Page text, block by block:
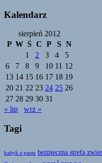
Kalendarz
sierpień 2012
P W Ś C P S N
1
2 3 4
5
6
7 8 9 10 11 12
13 14 15 16 17 18 19
20 21 22 23 24 25 26
27 28 29 30 31
« lip
wrz »
Tagi
bałtyk z psem bezpieczna strefa